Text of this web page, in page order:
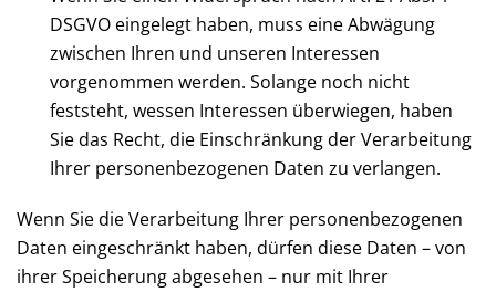
DSGVO eingelegt haben, muss eine Abwägung
zwischen Ihren und unseren Interessen
vorgenommen werden. Solange noch nicht
feststeht, wessen Interessen überwiegen, haben
Sie das Recht, die Einschränkung der Verarbeitung
Ihrer personenbezogenen Daten zu verlangen.
Wenn Sie die Verarbeitung Ihrer personenbezogenen
Daten eingeschränkt haben, dürfen diese Daten – von
ihrer Speicherung abgesehen – nur mit Ihrer